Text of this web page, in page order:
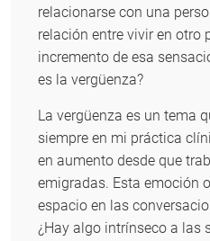
relacionarse con una
relación entre vivir en otro
incremento de esa
es la vergüenza?
La vergüenza es un tema
siempre en mi práctica
en aumento desde que
emigradas. Esta emoción
espacio en las
¿Hay algo intrínseco a las